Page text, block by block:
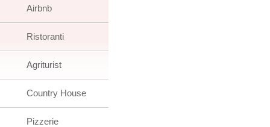
Airbnb
Ristoranti
Agriturist
Country House
Pizzerie